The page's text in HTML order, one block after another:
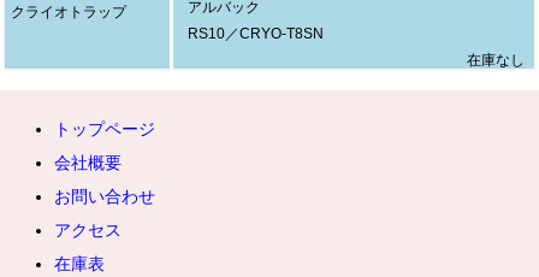
・半導体および電子デバイスの製造プロセス
スパッタリング装置、CVD装置、真空蒸着装置などの真空プロセスチ
に排気時間の短縮による生産性向上に貢献します。
・超高真空分析装置の環境維持
高真空を必要とする表面分析装置において、装置内の残留ガスによる背
景ノイズを低減し、測定精度を高めるために導入されています。
クライオトラップ
アルバック
RS10／CRYO-T8SN
在庫なし
トップページ
会社概要
お問い合わせ
アクセス
在庫表